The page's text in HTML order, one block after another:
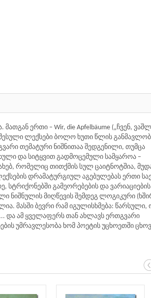
ერთი – Wir, die Apfelbäume („ჩვენ,
შესული ლექსები ბოლო ხუთი წლის
თემატური ნიშნითაა შედგენილი, თუმცა
და სიტყვით გადმოცემული სამყაროა –
რომელიც თითქმის სულ ცაიტნოტშია,
დრამატურგიულ აგებულებას ერთი
სტრიქონებში გამეორებების და ვარიაციების
ნიშნულის მიღწევის შემდეგ ლოგიკური
მასში ბევრი რამ იგულისხმება: წარსული,
და ამ ყველაფერს თან ახლავს ერთგვარი
უმრავლესობა ხომ პოეტის უცხოეთში